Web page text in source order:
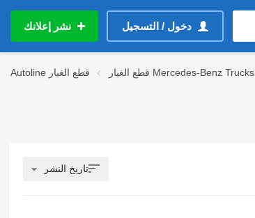
دخول / التسجيل نشر إعلانك
Autoline قطع الغيار قطع الغيار Mercedes-Benz Trucks
تاريخ النشر